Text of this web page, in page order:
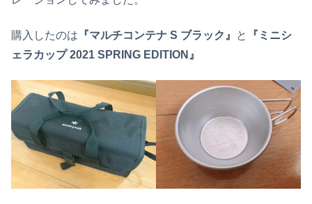
購入したのは 『マルチコンテナ S ブラック』 と
『ミニシ
ェラカップ 2021 SPRING EDITION』